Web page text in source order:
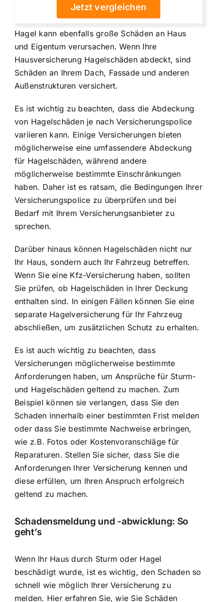
Jetzt vergleichen
Hagel kann ebenfalls große Schäden an Haus
und Eigentum verursachen. Wenn Ihre
Hausversicherung Hagelschäden abdeckt, sind
Schäden an Ihrem Dach, Fassade und anderen
Außenstrukturen versichert.
Es ist wichtig zu beachten, dass die Abdeckung
von Hagelschäden je nach Versicherungspolice
variieren kann. Einige Versicherungen bieten
möglicherweise eine umfassendere Abdeckung
für Hagelschäden, während andere
möglicherweise bestimmte Einschränkungen
haben. Daher ist es ratsam, die Bedingungen Ihrer
Versicherungspolice zu überprüfen und bei
Bedarf mit Ihrem Versicherungsanbieter zu
sprechen.
Darüber hinaus können Hagelschäden nicht nur
Ihr Haus, sondern auch Ihr Fahrzeug betreffen.
Wenn Sie eine Kfz-Versicherung haben, sollten
Sie prüfen, ob Hagelschäden in Ihrer Deckung
enthalten sind. In einigen Fällen können Sie eine
separate Hagelversicherung für Ihr Fahrzeug
abschließen, um zusätzlichen Schutz zu erhalten.
Es ist auch wichtig zu beachten, dass
Versicherungen möglicherweise bestimmte
Anforderungen haben, um Ansprüche für Sturm-
und Hagelschäden geltend zu machen. Zum
Beispiel können sie verlangen, dass Sie den
Schaden innerhalb einer bestimmten Frist melden
oder dass Sie bestimmte Nachweise erbringen,
wie z.B. Fotos oder Kostenvoranschläge für
Reparaturen. Stellen Sie sicher, dass Sie die
Anforderungen Ihrer Versicherung kennen und
diese erfüllen, um Ihren Anspruch erfolgreich
geltend zu machen.
Schadensmeldung und -abwicklung: So
geht’s
Wenn Ihr Haus durch Sturm oder Hagel
beschädigt wurde, ist es wichtig, den Schaden so
schnell wie möglich Ihrer Versicherung zu
melden. Hier erfahren Sie, wie Sie Schäden